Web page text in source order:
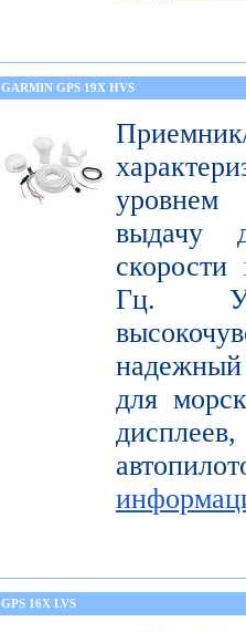
GARMIN GPS 19X HVS
уровнем
выдачу
Гц.
для
GPS 16X LVS